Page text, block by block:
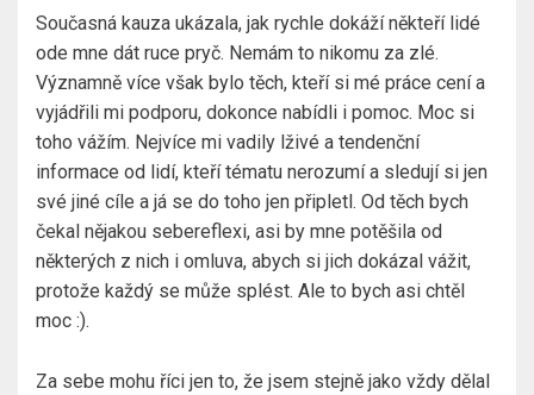
Současná kauza ukázala, jak rychle dokáží někteří lidé
ode mne dát ruce pryč. Nemám to nikomu za zlé.
Významně více však bylo těch, kteří si mé práce cení a
vyjádřili mi podporu, dokonce nabídli i pomoc. Moc si
toho vážím. Nejvíce mi vadily lživé a tendenční
informace od lidí, kteří tématu nerozumí a sledují si jen
své jiné cíle a já se do toho jen připletl. Od těch bych
čekal nějakou sebereflexi, asi by mne potěšila od
některých z nich i omluva, abych si jich dokázal vážit,
protože každý se může splést. Ale to bych asi chtěl
moc :).
Za sebe mohu říci jen to, že jsem stejně jako vždy dělal